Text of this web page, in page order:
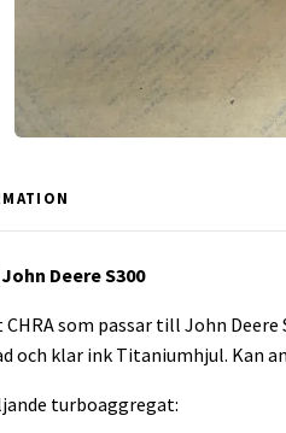
Deere S300
som passar till John Deere
och klar ink Titaniumhjul. Kan
turboaggregat: